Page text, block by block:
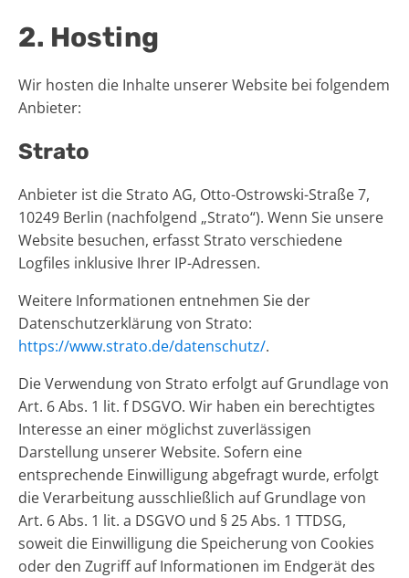
2. Hosting
Wir hosten die Inhalte unserer Website bei folgendem
Anbieter:
Strato
Anbieter ist die Strato AG, Otto-Ostrowski-Straße 7,
10249 Berlin (nachfolgend „Strato“). Wenn Sie unsere
Website besuchen, erfasst Strato verschiedene
Logfiles inklusive Ihrer IP-Adressen.
Weitere Informationen entnehmen Sie der
Datenschutzerklärung von Strato:
https://www.strato.de/datenschutz/.
Die Verwendung von Strato erfolgt auf Grundlage von
Art. 6 Abs. 1 lit. f DSGVO. Wir haben ein berechtigtes
Interesse an einer möglichst zuverlässigen
Darstellung unserer Website. Sofern eine
entsprechende Einwilligung abgefragt wurde, erfolgt
die Verarbeitung ausschließlich auf Grundlage von
Art. 6 Abs. 1 lit. a DSGVO und § 25 Abs. 1 TTDSG,
soweit die Einwilligung die Speicherung von Cookies
oder den Zugriff auf Informationen im Endgerät des